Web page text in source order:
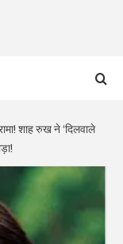
शाह रुख ने ‘दिलवाले